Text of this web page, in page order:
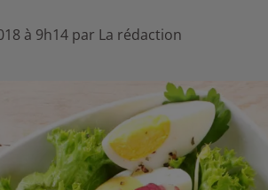
à 9h14 par La rédaction